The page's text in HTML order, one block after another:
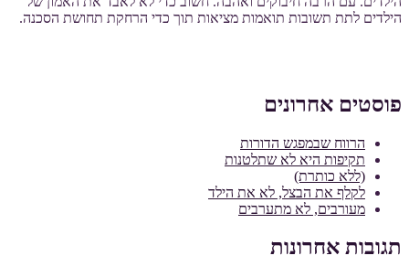
הילדים לתת תשובות תואמות מציאות תוך כדי הרחקת תחושת הסכנה.
פוסטים אחרונים
הרווח שבמפגש הדורות
תקיפות היא לא שתלטנות
(ללא כותרת)
לקלף את הבצל, לא את הילד
מעורבים, לא מתערבים
תגובות אחרונות